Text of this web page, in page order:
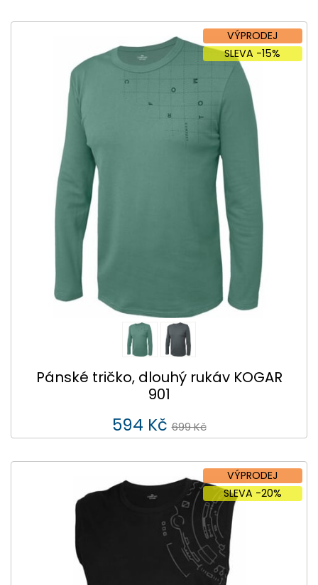
VÝPRODEJ
SLEVA -15%
Pánské tričko, dlouhý rukáv KOGAR
901
594 Kč 699 Kč
VÝPRODEJ
SLEVA -20%